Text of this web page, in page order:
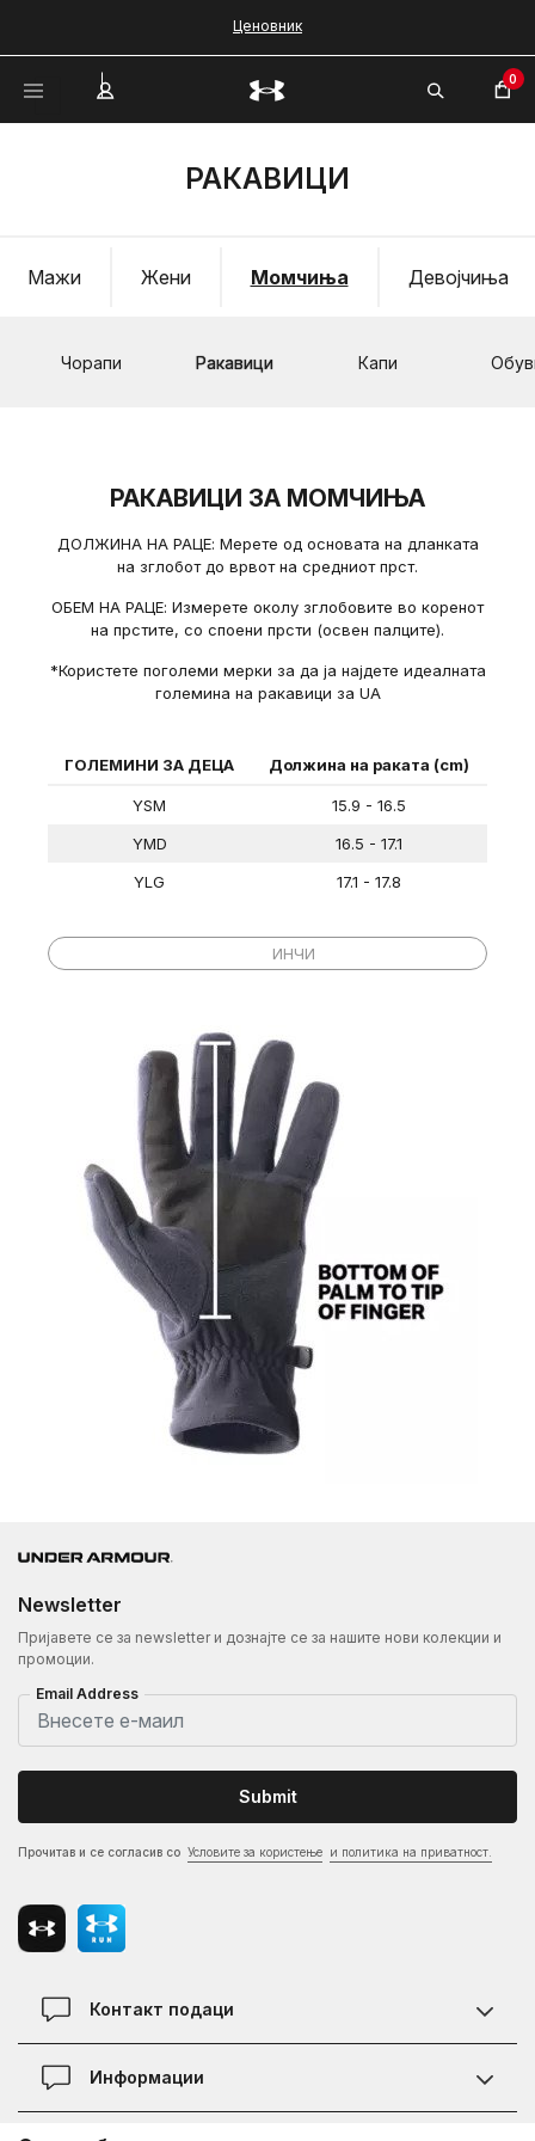
Ценовник
0
РАКАВИЦИ
Девојчиња
Момчиња
Жени
Мажи
Чорапи Ракавици Капи
РАКАВИЦИ ЗА МОМЧИЊА
ДОЛЖИНА НА РАЦЕ: Мерете од основата на дланката
на зглобот до врвот на средниот прст.
ОБЕМ НА РАЦЕ: Измерете околу зглобовите во коренот
на прстите, со споени прсти (освен палците).
*Користете поголеми мерки за да ја најдете идеалната
големина на ракавици за UA
ГОЛЕМИНИ ЗА ДЕЦА Должина на раката (cm)
YSM
15.9 - 16.5
YMD
16.5 - 17.1
YLG
17.1 - 17.8
ИНЧИ
Newsletter
Пријавете се за newsletter и дознајте се за нашите нови колекции и
промоции.
Email Address
Submit
Прочитав и се согласив со Условите за користење и политика на приватност.
Контакт подаци
Контакт
Информации